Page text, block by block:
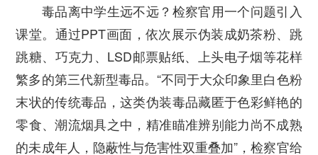
毒品离中学生远不远？检察官用一个问题引入
课堂。通过PPT画面，依次展示伪装成奶茶粉、跳
跳糖、巧克力、LSD邮票贴纸、上头电子烟等花样
繁多的第三代新型毒品。“不同于大众印象里白色粉
末状的传统毒品，这类伪装毒品藏匿于色彩鲜艳的
零食、潮流烟具之中，精准瞄准辨别能力尚不成熟
的未成年人，隐蔽性与危害性双重叠加”，检察官给